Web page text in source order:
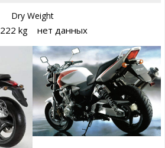
Dry Weight
222 kg нет данных